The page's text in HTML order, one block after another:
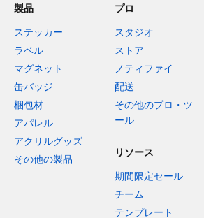
製品
ステッカー
ラベル
マグネット
缶バッジ
梱包材
アパレル
アクリルグッズ
その他の製品
プロ
スタジオ
ストア
ノティファイ
配送
その他のプロ・ツ
ール
リソース
期間限定セール
チーム
テンプレート